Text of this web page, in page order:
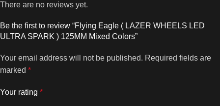
There are no reviews yet.
Be the first to review “Flying Eagle ( LAZER WHEELS LED
ULTRA SPARK ) 125MM Mixed Colors”
Your email address will not be published. Required fields are
marked *
Your rating *